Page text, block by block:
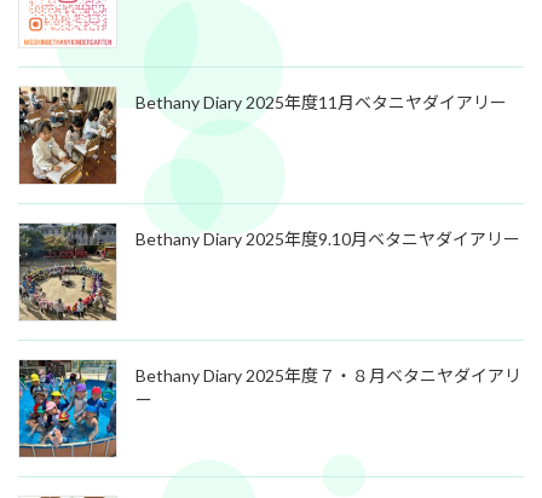
Bethany Diary 2025年度11月ベタニヤダイアリー
Bethany Diary 2025年度9.10月ベタニヤダイアリー
Bethany Diary 2025年度７・８月ベタニヤダイアリ
ー